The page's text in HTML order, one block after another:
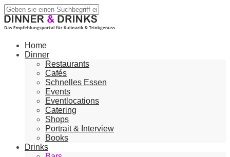
Home
Dinner
Restaurants
Cafés
Schnelles Essen
Events
Eventlocations
Catering
Shops
Portrait & Interview
Books
Drinks